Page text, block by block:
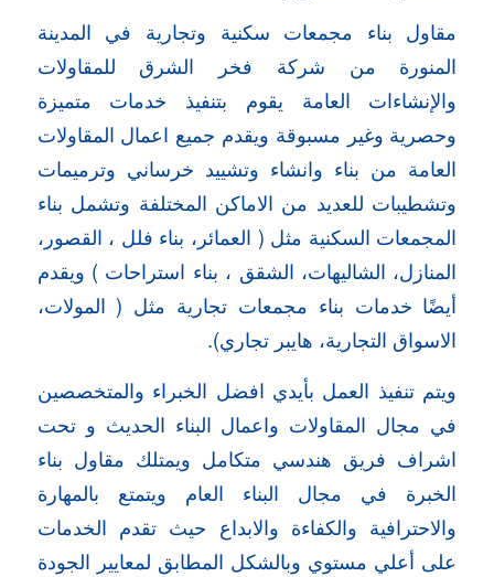
مقاول بناء مجمعات سكنية وتجارية في المدينة
المنورة من شركة فخر الشرق للمقاولات
والإنشاءات العامة يقوم بتنفيذ خدمات متميزة
وحصرية وغير مسبوقة ويقدم جميع اعمال المقاولات
العامة من بناء وانشاء وتشييد خرساني وترميمات
وتشطيبات للعديد من الاماكن المختلفة وتشمل بناء
المجمعات السكنية مثل ( العمائر، بناء فلل ، القصور،
المنازل، الشاليهات، الشقق ، بناء استراحات ) ويقدم
أيضًا خدمات بناء مجمعات تجارية مثل ( المولات،
الاسواق التجارية، هايبر تجاري).
ويتم تنفيذ العمل بأيدي افضل الخبراء والمتخصصين
في مجال المقاولات واعمال البناء الحديث و تحت
اشراف فريق هندسي متكامل ويمتلك مقاول بناء
الخبرة في مجال البناء العام ويتمتع بالمهارة
والاحترافية والكفاءة والابداع حيث تقدم الخدمات
على أعلي مستوي وبالشكل المطابق لمعايير الجودة